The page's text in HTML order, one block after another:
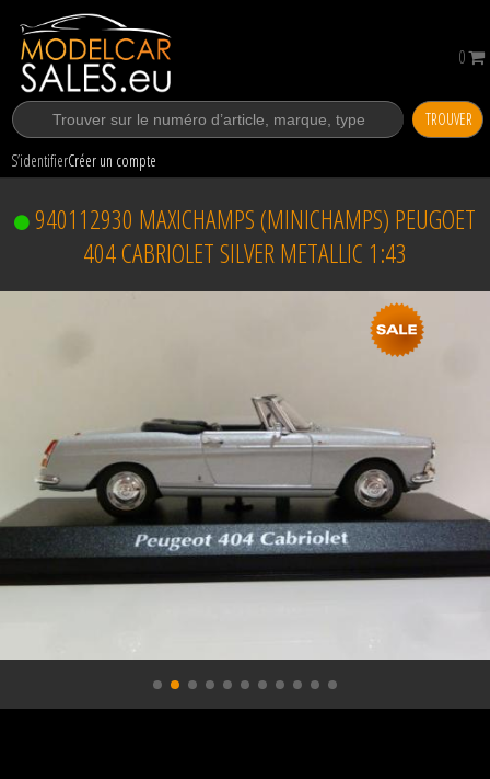
TROUVER
S’identifierCréer un compte
0
940112930 MAXICHAMPS (MINICHAMPS) PEUGOET
404 CABRIOLET SILVER METALLIC 1:43